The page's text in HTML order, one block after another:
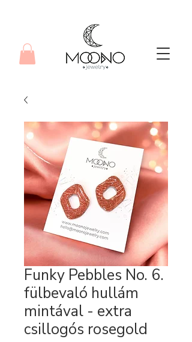
Funky Pebbles No. 6.
fülbevaló hullám
mintával - extra
csillogós rosegold